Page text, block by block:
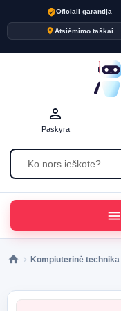
verified_userOficiali garantija
placeAtsiėmimo taškai
person_outline
Paskyra
menu
Kompiuterinė technika